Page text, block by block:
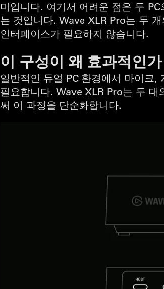
미입니다. 여기서 어려운 점은 두
는 것입니다. Wave XLR Pro는 두
인터페이스가 필요하지 않습니다.
이 구성이 왜 효과적인가
일반적인 듀얼 PC 환경에서 마이크,
필요합니다. Wave XLR Pro는 두
써 이 과정을 단순화합니다.